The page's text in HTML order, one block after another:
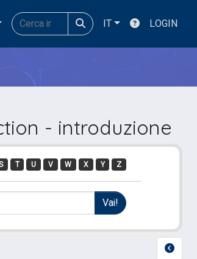
IT LOGIN
- introduzione
T U V W X Y Z